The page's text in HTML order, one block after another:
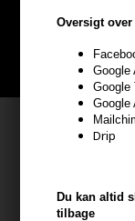
Oversigt
Google
Google
Google
Drip
Du kan altid
tilbage
handler
BLIV GRATIS
Kundeservice
7800 Skive